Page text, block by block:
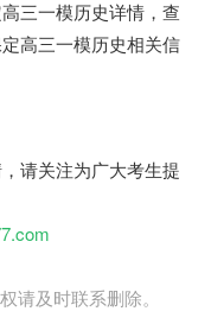
三一模历史详情，查
高三一模历史相关信
请关注为广大考生提
请及时联系删除。